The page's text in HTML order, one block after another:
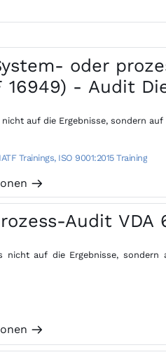
oder
16949) - Audit
auf die Ergebnisse, sondern
Trainings, ISO 9001:2015 Training
m
Audit
nicht auf die Ergebnisse,
m